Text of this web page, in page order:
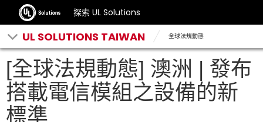
探索 UL Solutions
UL SOLUTIONS TAIWAN 全球法規動態
[全球法規動態] 澳洲 | 發布
搭載電信模組之設備的新
標準